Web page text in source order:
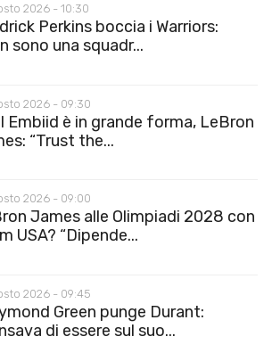
2026 - 10:30
Perkins boccia i Warriors:
sono una squadr...
2026 - 09:30
Embiid è in grande forma, LeBron
“Trust the...
2026 - 09:00
James alle Olimpiadi 2028 con
USA? “Dipende...
2026 - 09:45
Green punge Durant:
di essere sul suo...